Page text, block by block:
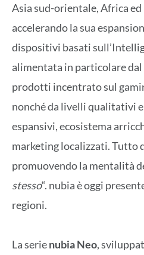
Asia sud-orientale, Africa ed
accelerando la sua
dispositivi basati
alimentata in particolare
prodotti incentrato sul
nonché da livelli qualitativi
espansivi, ecosistema
marketing localizzati. Tutto
promuovendo la mentalità
stesso“. nubia è oggi
regioni.
La serienubia Neo,